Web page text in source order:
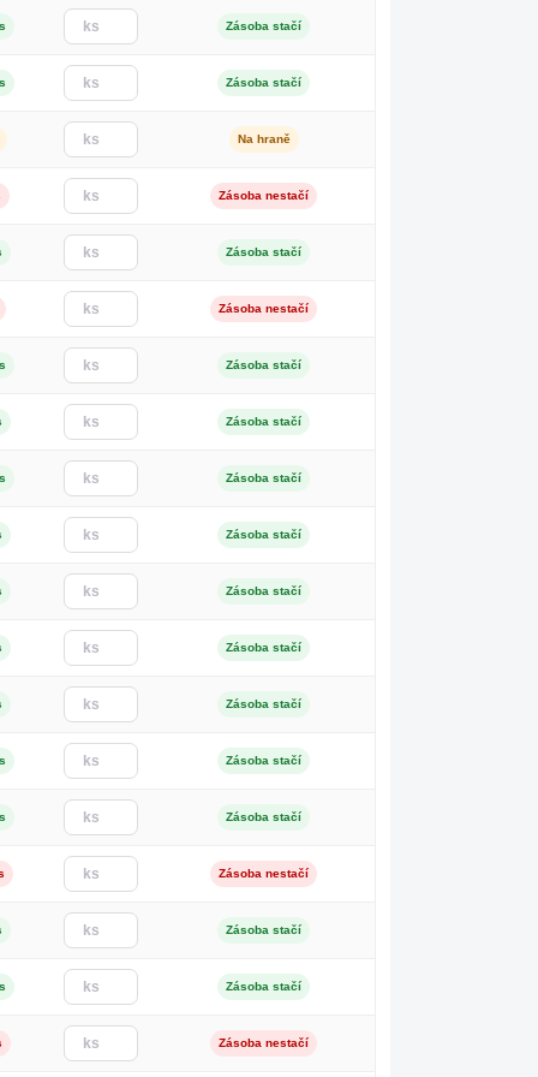
Zásoba stačí
Zásoba stačí
Na hraně
Zásoba nestačí
Zásoba stačí
Zásoba nestačí
Zásoba stačí
Zásoba stačí
Zásoba stačí
Zásoba stačí
Zásoba stačí
Zásoba stačí
Zásoba stačí
Zásoba stačí
Zásoba stačí
Zásoba nestačí
Zásoba stačí
Zásoba stačí
Zásoba nestačí